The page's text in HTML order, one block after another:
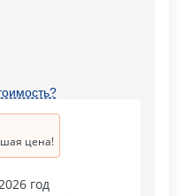
цена!
год